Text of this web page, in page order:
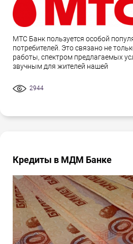
МТС Банк пользуется особой
потребителей. Это связано не
работы, спектром предлагаемых
звучным для жителей нашей
2944
Кредиты в МДМ Банке